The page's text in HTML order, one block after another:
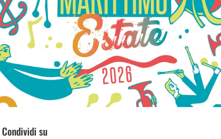
Condividi su